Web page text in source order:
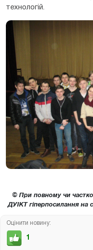
технологій.
© При повному чи
ДУІКТ гіперпосилання на
Оцінити новину:
1